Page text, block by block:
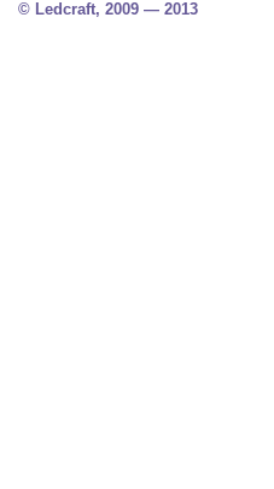
© Ledcraft, 2009 — 2013